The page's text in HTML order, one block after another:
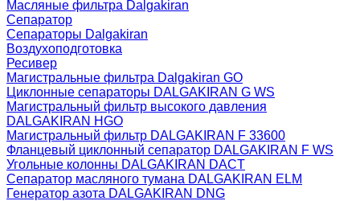
Масляные фильтра Dalgakiran
Сепаратор
Сепараторы Dalgakiran
Воздухоподготовка
Ресивер
Магистральные фильтра Dalgakiran GO
Циклонные сепараторы DALGAKIRAN G WS
Магистральный фильтр высокого давления
DALGAKIRAN HGO
Магистральный фильтр DALGAKIRAN F 33600
Фланцевый циклонный сепаратор DALGAKIRAN F WS
Угольные колонны DALGAKIRAN DACT
Сепаратор масляного тумана DALGAKIRAN ELM
Генератор азота DALGAKIRAN DNG